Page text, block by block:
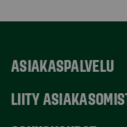
ASIAKASPALVELU
LIITY